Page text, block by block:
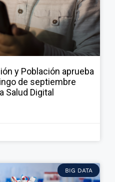
y Población aprueba
de septiembre
Salud Digital
BIG DATA